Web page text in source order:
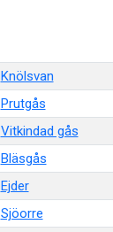
Knölsvan
Prutgås
Vitkindad gås
Bläsgås
Ejder
Sjöorre